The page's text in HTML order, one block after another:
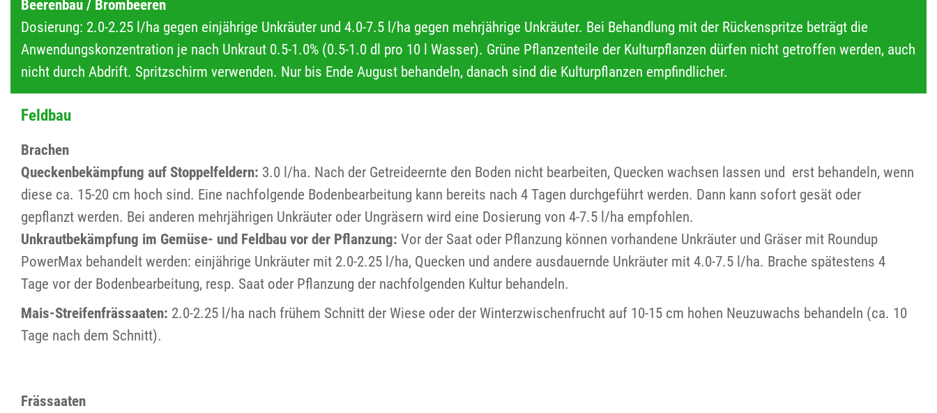
Beerenbau / Brombeeren
Dosierung: 2.0-2.25 l/ha gegen einjährige Unkräuter und 4.0-7.5 l/ha gegen mehrjährige Unkräuter. Bei Behandlung mit der Rückenspritze beträgt die
Anwendungskonzentration je nach Unkraut 0.5-1.0% (0.5-1.0 dl pro 10 l Wasser). Grüne Pflanzenteile der Kulturpflanzen dürfen nicht getroffen werden, auch
nicht durch Abdrift. Spritzschirm verwenden. Nur bis Ende August behandeln, danach sind die Kulturpflanzen empfindlicher.
Feldbau
Brachen
Queckenbekämpfung auf Stoppelfeldern: 3.0 l/ha. Nach der Getreideernte den Boden nicht bearbeiten, Quecken wachsen lassen und erst behandeln, wenn
diese ca. 15-20 cm hoch sind. Eine nachfolgende Bodenbearbeitung kann bereits nach 4 Tagen durchgeführt werden. Dann kann sofort gesät oder
gepflanzt werden. Bei anderen mehrjährigen Unkräuter oder Ungräsern wird eine Dosierung von 4-7.5 l/ha empfohlen.
Unkrautbekämpfung im Gemüse- und Feldbau vor der Pflanzung: Vor der Saat oder Pflanzung können vorhandene Unkräuter und Gräser mit Roundup
PowerMax behandelt werden: einjährige Unkräuter mit 2.0-2.25 l/ha, Quecken und andere ausdauernde Unkräuter mit 4.0-7.5 l/ha. Brache spätestens 4
Tage vor der Bodenbearbeitung, resp. Saat oder Pflanzung der nachfolgenden Kultur behandeln.
Mais-Streifenfrässaaten: 2.0-2.25 l/ha nach frühem Schnitt der Wiese oder der Winterzwischenfrucht auf 10-15 cm hohen Neuzuwachs behandeln (ca. 10
Tage nach dem Schnitt).
Frässaaten